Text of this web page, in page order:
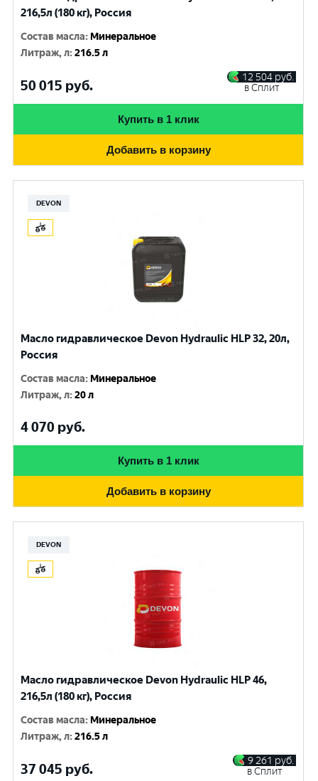
216,5л (180 кг), Россия
Состав масла: Минеральное
Литраж, л:216.5 л
50 015 руб.
12 504 руб.
в Сплит
Купить в 1 клик
Добавить в корзину
DEVON
Масло гидравлическое Devon Hydraulic HLP 32, 20л,
Россия
Состав масла: Минеральное
Литраж, л:20 л
4 070 руб.
Купить в 1 клик
Добавить в корзину
DEVON
Масло гидравлическое Devon Hydraulic HLP 46,
216,5л (180 кг), Россия
Состав масла: Минеральное
Литраж, л:216.5 л
37 045 руб.
9 261 руб.
в Сплит